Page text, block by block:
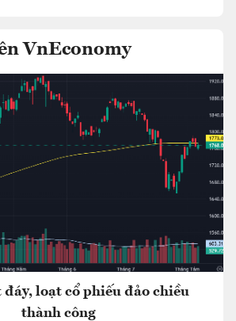
VnEconomy
đáy, loạt cổ phiếu đảo chiều
thành công